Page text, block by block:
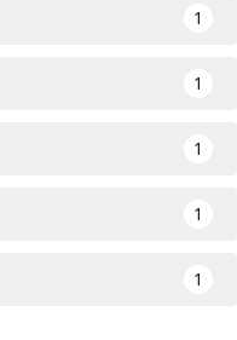
1
1
1
1
1